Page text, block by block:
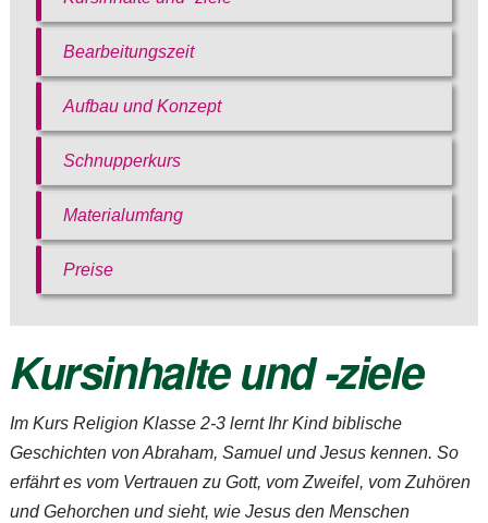
Bearbeitungszeit
Aufbau und Konzept
Schnupperkurs
Materialumfang
Preise
Kursinhalte und -ziele
Im Kurs Religion Klasse 2-3lernt Ihr Kind biblische
Geschichten von Abraham, Samuel und Jesus kennen. So
erfährt es vom Vertrauen zu Gott, vom Zweifel, vom Zuhören
und Gehorchen und sieht, wie Jesus den Menschen
Bitte akzeptieren Sie
Datenschutzerklärung.
Bitte akzeptieren Sie
unsere
Datenschutzerklärung
unsere
Datenschutzerklärung.